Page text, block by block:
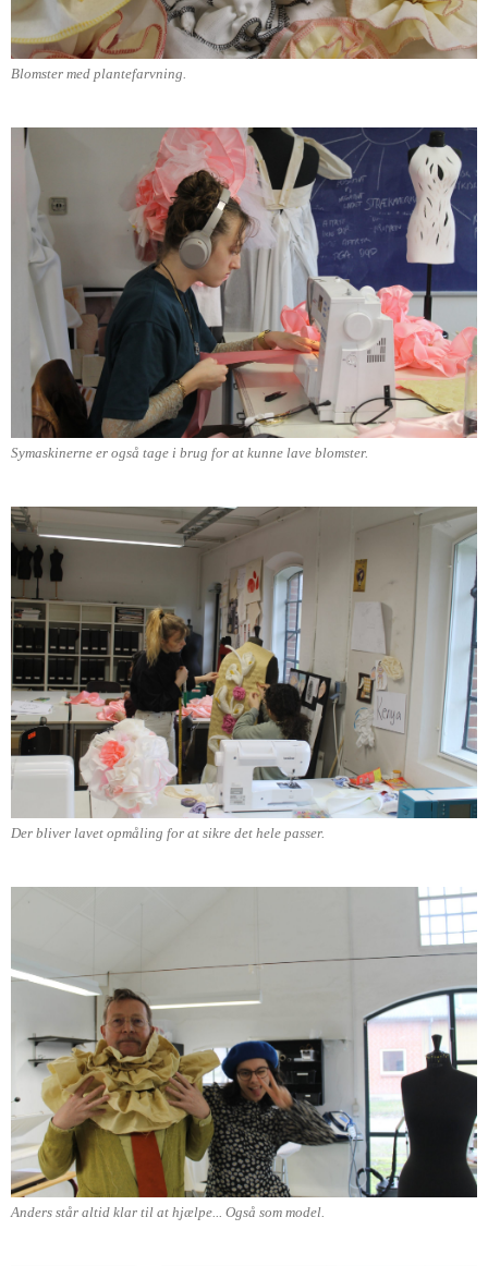
Blomster med plantefarvning.
Symaskinerne er også tage i brug for at kunne lave blomster.
Der bliver lavet opmåling for at sikre det hele passer.
Anders står altid klar til at hjælpe... Også som model.